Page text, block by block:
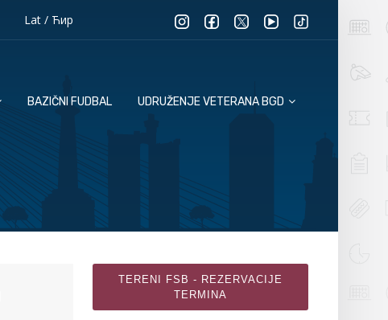
Lat/ Ћир
BAZIČNI FUDBAL UDRUŽENJE VETERANA BGD
TERENI FSB - REZERVACIJE
TERMINA